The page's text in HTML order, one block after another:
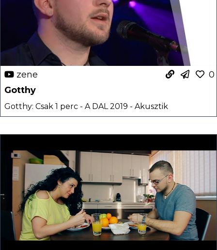
zene
0
Gotthy
Gotthy: Csak 1 perc - A DAL 2019 - Akusztik